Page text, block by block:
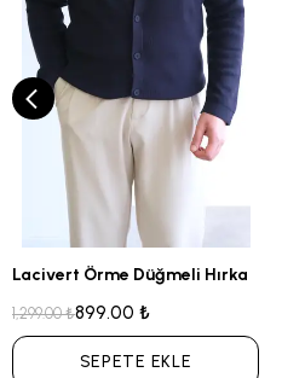
Lacivert Örme Düğmeli Hırka
1,299.00 ₺899.00 ₺
SEPETE EKLE